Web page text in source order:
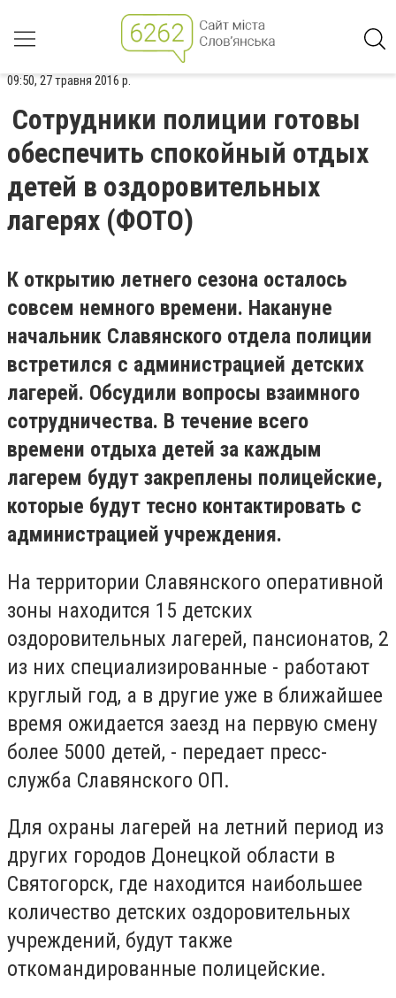
09:50, 27 травня 2016 р.
Сотрудники полиции готовы
обеспечить спокойный отдых
детей в оздоровительных
лагерях (ФОТО)
К открытию летнего сезона осталось
совсем немного времени. Накануне
начальник Славянского отдела полиции
встретился с администрацией детских
лагерей. Обсудили вопросы взаимного
сотрудничества. В течение всего
времени отдыха детей за каждым
лагерем будут закреплены полицейские,
которые будут тесно контактировать с
администрацией учреждения.
На территории Славянского оперативной
зоны находится 15 детских
оздоровительных лагерей, пансионатов, 2
из них специализированные - работают
круглый год, а в другие уже в ближайшее
время ожидается заезд на первую смену
более 5000 детей, - передает пресс-
служба Славянского ОП.
Для охраны лагерей на летний период из
других городов Донецкой области в
Святогорск, где находится наибольшее
количество детских оздоровительных
учреждений, будут также
откомандированные полицейские.